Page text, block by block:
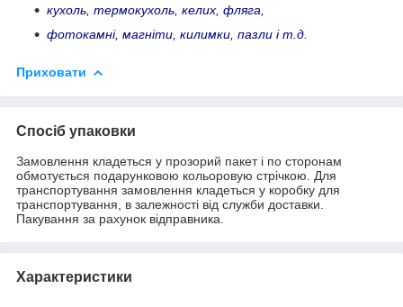
кухоль, термокухоль, келих, фляга,
фотокамні, магніти, килимки, пазли і т.д.
Приховати
Спосіб упаковки
Замовлення кладеться у прозорий пакет і по сторонам
обмотується подарунковою кольоровую стрічкою. Для
транспортування замовлення кладеться у коробку для
транспортування, в залежності від служби доставки.
Пакування за рахунок відправника.
Характеристики